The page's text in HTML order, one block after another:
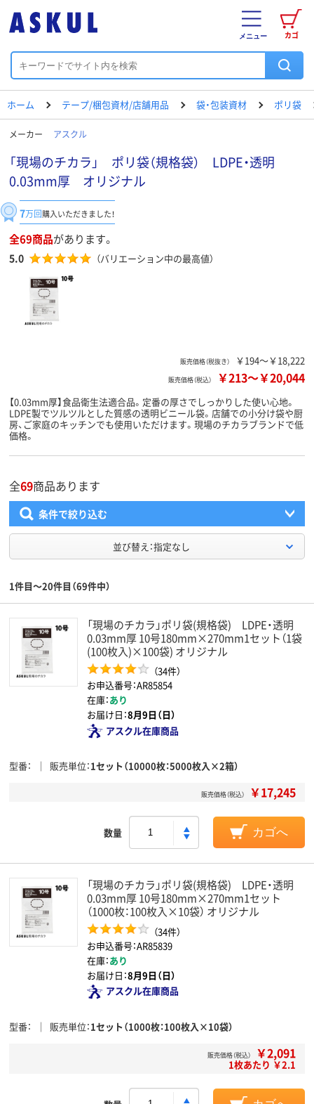
カゴ
メニュー
ホーム テープ/梱包資材/店舗用品 袋・包装資材 ポリ袋
メーカー アスクル
「現場のチカラ」 ポリ袋（規格袋） LDPE・透明
0.03mm厚 オリジナル
7万回購入いただきました！
全69商品があります。
5.0 （バリエーション中の最高値）
販売価格（税抜き） ￥194～￥18,222
販売価格（税込） ￥213～￥20,044
【0.03mm厚】食品衛生法適合品。定番の厚さでしっかりした使い心地。
LDPE製でツルツルとした質感の透明ビニール袋。店舗での小分け袋や厨
房、ご家庭のキッチンでも使用いただけます。現場のチカラブランドで低
価格。
全69商品あります
条件で絞り込む
並び替え：指定なし
1件目～20件目（69件中）
「現場のチカラ」ポリ袋(規格袋) LDPE・透明
0.03mm厚 10号180mm×270mm1セット（1袋
(100枚入)×100袋) オリジナル
（34件）
お申込番号：AR85854
在庫：あり
お届け日：8月9日（日）
アスクル在庫商品
型番 販売単位 1セット（10000枚：5000枚入×2箱）
販売価格（税込） ￥17,245
数量 カゴへ
「現場のチカラ」ポリ袋(規格袋) LDPE・透明
0.03mm厚 10号180mm×270mm1セット
（1000枚：100枚入×10袋） オリジナル
（34件）
お申込番号：AR85839
在庫：あり
お届け日：8月9日（日）
アスクル在庫商品
型番 販売単位 1セット（1000枚：100枚入×10袋）
販売価格（税込） ￥2,091
1枚あたり ￥2.1